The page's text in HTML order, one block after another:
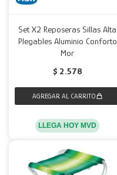
Set X2 Reposeras Sillas Alta
Plegables Aluminio Conforto
Mor
$ 2.578
LLEGA HOY MVD